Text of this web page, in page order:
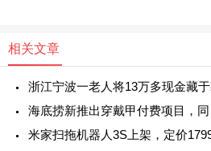
相关文章
浙江宁波一老人将13万多现金藏
海底捞新推出穿戴甲付费项目，同
米家扫拖机器人3S上架，定价